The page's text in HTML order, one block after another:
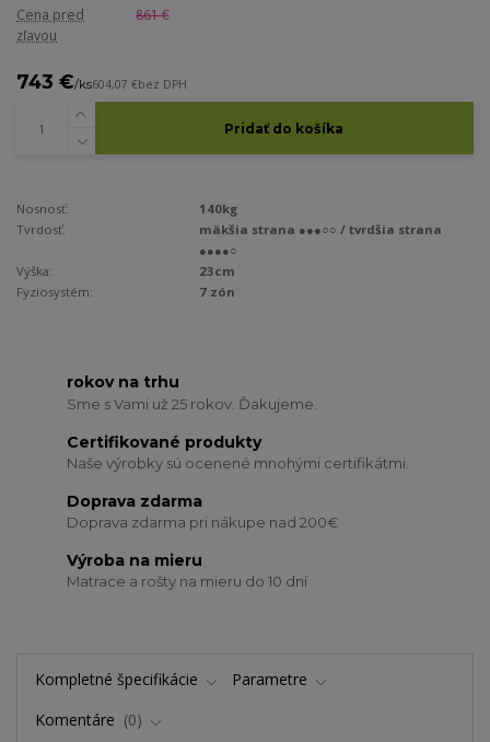
Cena pred
zľavou
861 €
743 €/ks604,07 €bez DPH
Pridať do košíka
Nosnosť:
140kg
Tvrdosť:
mäkšia strana ●●●○○ / tvrdšia strana
●●●●○
Výška:
23cm
Fyziosystém:
7 zón
rokov na trhu
Sme s Vami už 25 rokov. Ďakujeme.
Certifikované produkty
Naše výrobky sú ocenené mnohými certifikátmi.
Doprava zdarma
Doprava zdarma pri nákupe nad 200€
Výroba na mieru
Matrace a rošty na mieru do 10 dní
Kompletné špecifikácie
Parametre
Komentáre
0